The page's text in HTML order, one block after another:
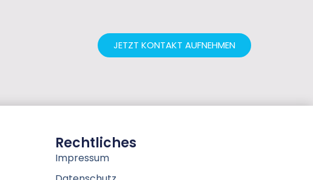
JETZT KONTAKT AUFNEHMEN
Rechtliches
Impressum